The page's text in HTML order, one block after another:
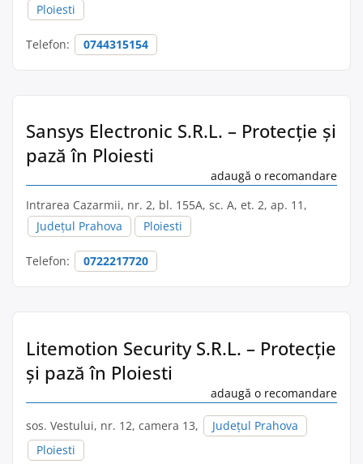
Ploiesti
Telefon: 0744315154
Sansys Electronic S.R.L. – Protecție și
pază în Ploiesti
adaugă o recomandare
Intrarea Cazarmii, nr. 2, bl. 155A, sc. A, et. 2, ap. 11,
Județul Prahova
Ploiesti
Telefon: 0722217720
Litemotion Security S.R.L. – Protecție
și pază în Ploiesti
adaugă o recomandare
sos. Vestului, nr. 12, camera 13,
Județul Prahova
Ploiesti